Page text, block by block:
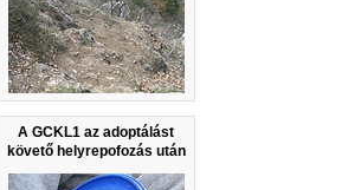
A GCKL1 az adoptálást
követő helyrepofozás után